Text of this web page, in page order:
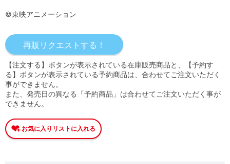
©東映アニメーション
【注文する】ボタンが表示されている在庫販売商品と、【予約す
る】ボタンが表示されている予約商品は、合わせてご注文いただく
事ができません。
また、発売日の異なる「予約商品」は合わせてご注文いただく事が
できません。